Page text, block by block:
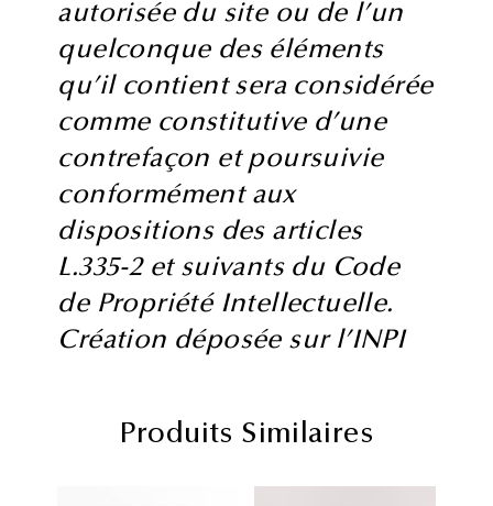
autorisée du site ou de l’un
quelconque des éléments
qu’il contient sera considérée
comme constitutive d’une
contrefaçon et poursuivie
conformément aux
dispositions des articles
L.335-2 et suivants du Code
de Propriété Intellectuelle.
Création déposée sur l’INPI
Produits Similaires